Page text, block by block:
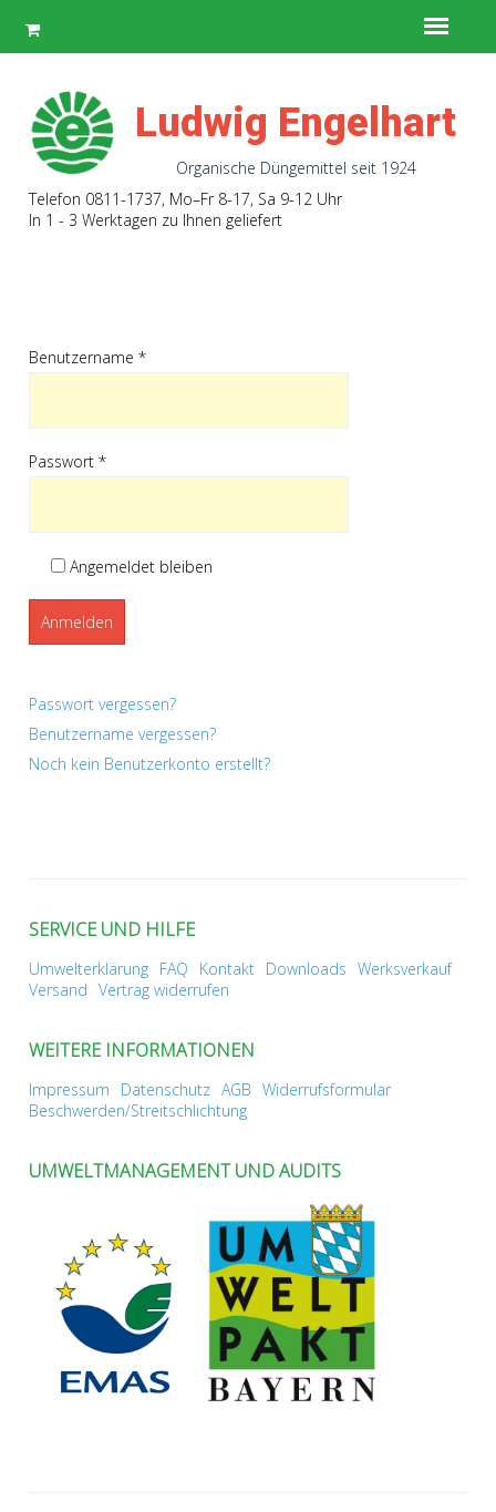
Ludwig Engelhart
Organische Düngemittel seit 1924
Telefon 0811-1737, Mo–Fr 8-17, Sa 9-12 Uhr
In 1 - 3 Werktagen zu Ihnen geliefert
Benutzername *
Passwort *
Angemeldet bleiben
Anmelden
Passwort vergessen?
Benutzername vergessen?
Noch kein Benutzerkonto erstellt?
SERVICE UND HILFE
Umwelterklärung FAQ Kontakt Downloads Werksverkauf
Versand Vertrag widerrufen
WEITERE INFORMATIONEN
Impressum Datenschutz AGB Widerrufsformular
Beschwerden/Streitschlichtung
UMWELTMANAGEMENT UND AUDITS